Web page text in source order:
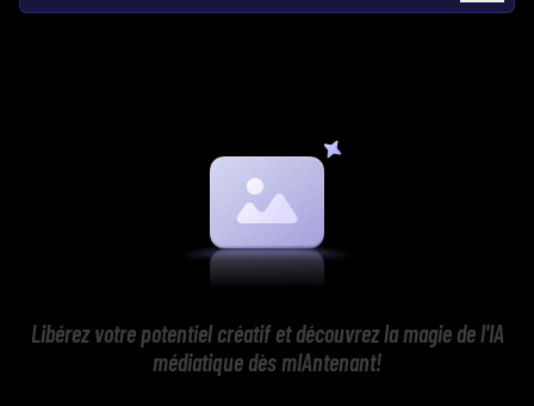
Libérez votre potentiel créatif et découvrez la magie de l'IA
médiatique dès mIAntenant!